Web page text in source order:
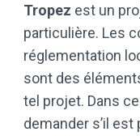
Tropez est un
particulière. Les
réglementation
sont des
tel projet. Dans
demander s’il